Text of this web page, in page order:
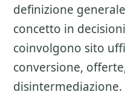
definizione
concetto in
coinvolgono sito
conversione,